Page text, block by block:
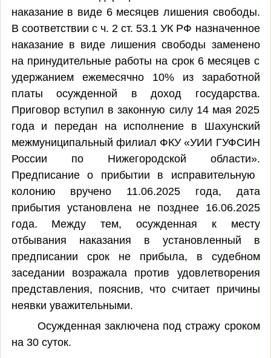
наказание в виде 6 месяцев лишения свободы.
В соответствии с ч. 2 ст. 53.1 УК РФ назначенное
наказание в виде лишения свободы заменено
на принудительные работы на срок 6 месяцев с
удержанием ежемесячно 10% из заработной
платы осужденной в доход государства.
Приговор вступил в законную силу 14 мая 2025
года и передан на исполнение в Шахунский
межмуниципальный филиал ФКУ «УИИ ГУФСИН
России по Нижегородской области».
Предписание о прибытии в исправительную
колонию вручено 11.06.2025 года, дата
прибытия установлена не позднее 16.06.2025
года. Между тем, осужденная к месту
отбывания наказания в установленный в
предписании срок не прибыла, в судебном
заседании возражала против удовлетворения
представления, пояснив, что считает причины
неявки уважительными.
Осужденная заключена под стражу сроком
на 30 суток.